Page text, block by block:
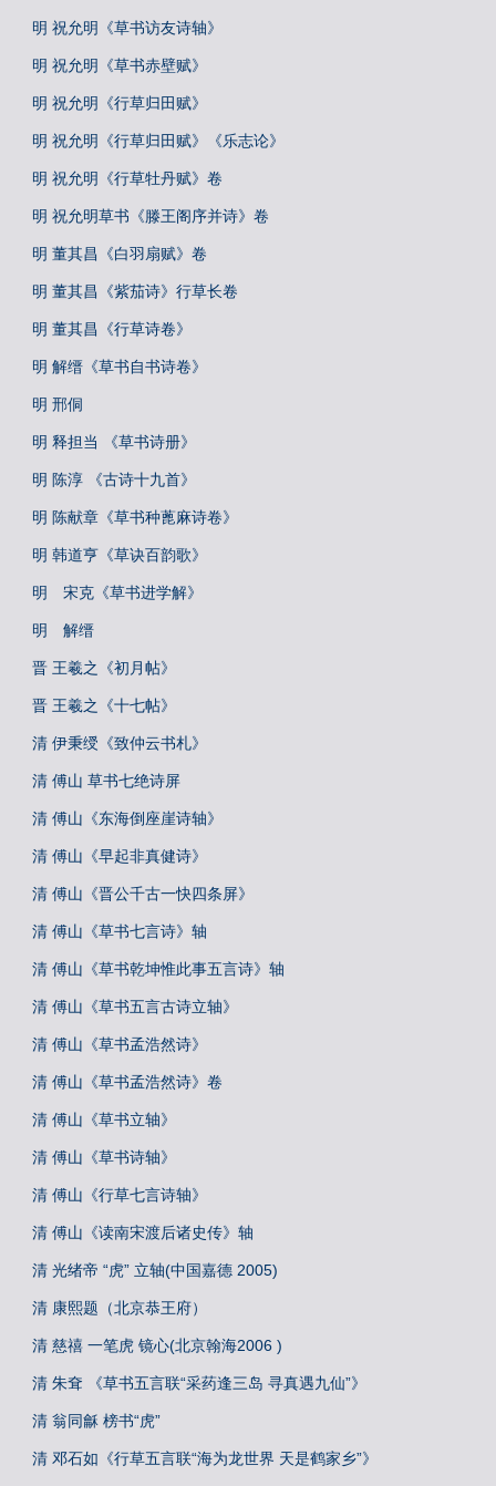
明 祝允明《草书访友诗轴》
明 祝允明《草书赤壁赋》
明 祝允明《行草归田赋》
明 祝允明《行草归田赋》《乐志论》
明 祝允明《行草牡丹赋》卷
明 祝允明草书《滕王阁序并诗》卷
明 董其昌《白羽扇赋》卷
明 董其昌《紫茄诗》行草长卷
明 董其昌《行草诗卷》
明 解缙《草书自书诗卷》
明 邢侗
明 释担当 《草书诗册》
明 陈淳 《古诗十九首》
明 陈献章《草书种蓖麻诗卷》
明 韩道亨《草诀百韵歌》
明 宋克《草书进学解》
明 解缙
晋 王羲之《初月帖》
晋 王羲之《十七帖》
清 伊秉绶《致仲云书札》
清 傅山 草书七绝诗屏
清 傅山《东海倒座崖诗轴》
清 傅山《早起非真健诗》
清 傅山《晋公千古一快四条屏》
清 傅山《草书七言诗》轴
清 傅山《草书乾坤惟此事五言诗》轴
清 傅山《草书五言古诗立轴》
清 傅山《草书孟浩然诗》
清 傅山《草书孟浩然诗》卷
清 傅山《草书立轴》
清 傅山《草书诗轴》
清 傅山《行草七言诗轴》
清 傅山《读南宋渡后诸史传》轴
清 光绪帝 “虎” 立轴(中国嘉德 2005)
清 康熙题（北京恭王府）
清 慈禧 一笔虎 镜心(北京翰海2006 )
清 朱耷 《草书五言联“采药逢三岛 寻真遇九仙”》
清 翁同龢 榜书“虎”
清 邓石如《行草五言联“海为龙世界 天是鹤家乡”》